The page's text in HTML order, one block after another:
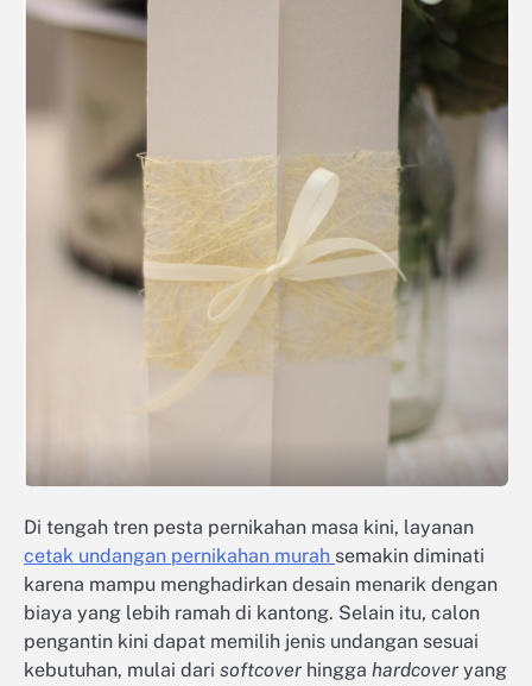
Di tengah tren pesta pernikahan masa kini, layanan
cetak undangan pernikahan murah semakin diminati
karena mampu menghadirkan desain menarik dengan
biaya yang lebih ramah di kantong. Selain itu, calon
pengantin kini dapat memilih jenis undangan sesuai
kebutuhan, mulai dari softcover hingga hardcover yang